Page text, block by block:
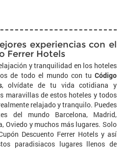
experiencias con el
Ferrer Hotels
y tranquilidad en los hoteles
de todo el mundo con tu Código
, olvídate de tu vida cotidiana y
maravillas de estos hoteles y todos
relajado y tranquilo. Puedes
del mundo Barcelona, Madrid,
Oviedo y muchos más lugares. Solo
Descuento Ferrer Hotels y así
paradisiacos lugares llenos de